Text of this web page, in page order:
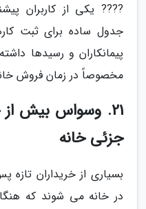
???? یکی از کاربران
جدول ساده برای ثبت
پیمانکاران و رسیدها
مخصوصاً در زمان فروش
21. وسواس بیش
جزئی خانه
بسیاری از خریداران تازه
در خانه می شوند که